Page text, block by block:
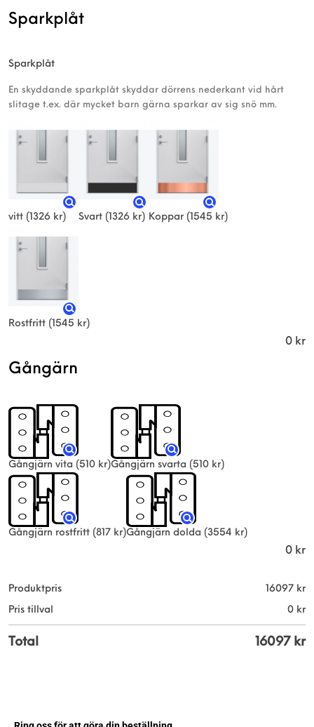
Sparkplåt
Sparkplåt
En skyddande sparkplåt skyddar dörrens nederkant vid hårt
slitage t.ex. där mycket barn gärna sparkar av sig snö mm.
vitt (1326 kr) Svart (1326 kr) Koppar(1545 kr)
Rostfritt (1545 kr)
0 kr
Gångärn
Gångjärn vita (510 kr)Gångjärn svarta (510 kr)
Gångjärn rostfritt (817 kr)Gångjärn dolda (3554 kr)
0 kr
Produktpris 16097 kr
Pris tillval
0 kr
Total 16097 kr